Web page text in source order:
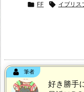
 FF  イブリス
筆者
好き勝手